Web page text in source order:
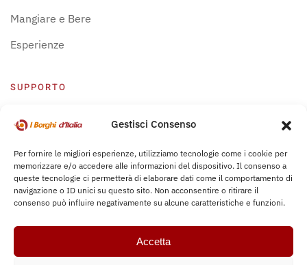
Gestisci Consenso
Per fornire le migliori esperienze, utilizziamo tecnologie come i cookie per
memorizzare e/o accedere alle informazioni del dispositivo. Il consenso a
queste tecnologie ci permetterà di elaborare dati come il comportamento di
navigazione o ID unici su questo sito. Non acconsentire o ritirare il
consenso può influire negativamente su alcune caratteristiche e funzioni.
Accetta
Mangiare e Bere
Esperienze
SUPPORTO
Centro Supporto
Leggi Bochure